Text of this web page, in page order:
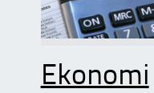
Ekonomi